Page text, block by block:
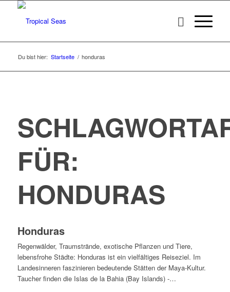
Du bist hier: Startseite / honduras
FÜR:
HONDURAS
Honduras
Regenwälder, Traumstrände, exotische Pflanzen und Tiere,
lebensfrohe Städte: Honduras ist ein vielfältiges Reiseziel. Im
Landesinneren faszinieren bedeutende Stätten der Maya-Kultur.
Taucher finden die Islas de la Bahia (Bay Islands) -…